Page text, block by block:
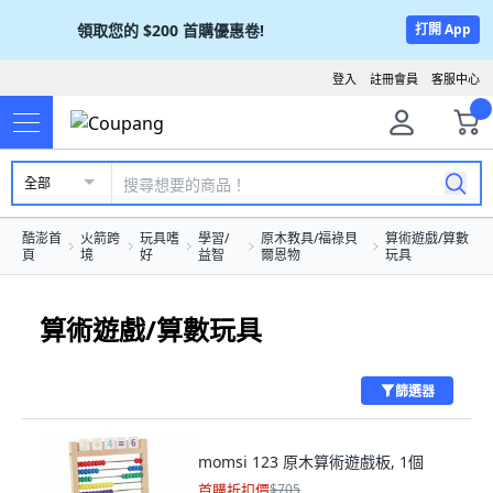
領取您的 $200 首購優惠卷! 打開 App
客服中心
註冊會員
登入
全部
酷澎首
頁
火箭跨
境
玩具嗜
好
學習/
益智
原木教具/福祿貝
爾恩物
算術遊戲/算數
玩具
算術遊戲/算數玩具
篩選器
momsi 123 原木算術遊戲板, 1個
$705